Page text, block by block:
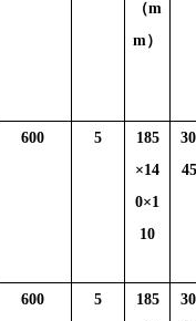
（m
m ）
600 5
185
×14
0×1
10
600 5
185